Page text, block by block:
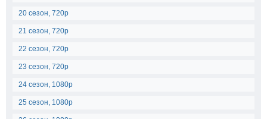
20 сезон, 720p
21 сезон, 720p
22 сезон, 720p
23 сезон, 720p
24 сезон, 1080p
25 сезон, 1080p